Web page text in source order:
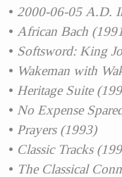
2000-06-05 A.D.
African Bach
Softsword: King
Wakeman with
Heritage Suite
No Expense
Prayers (1993)
Classic Tracks
The Classical